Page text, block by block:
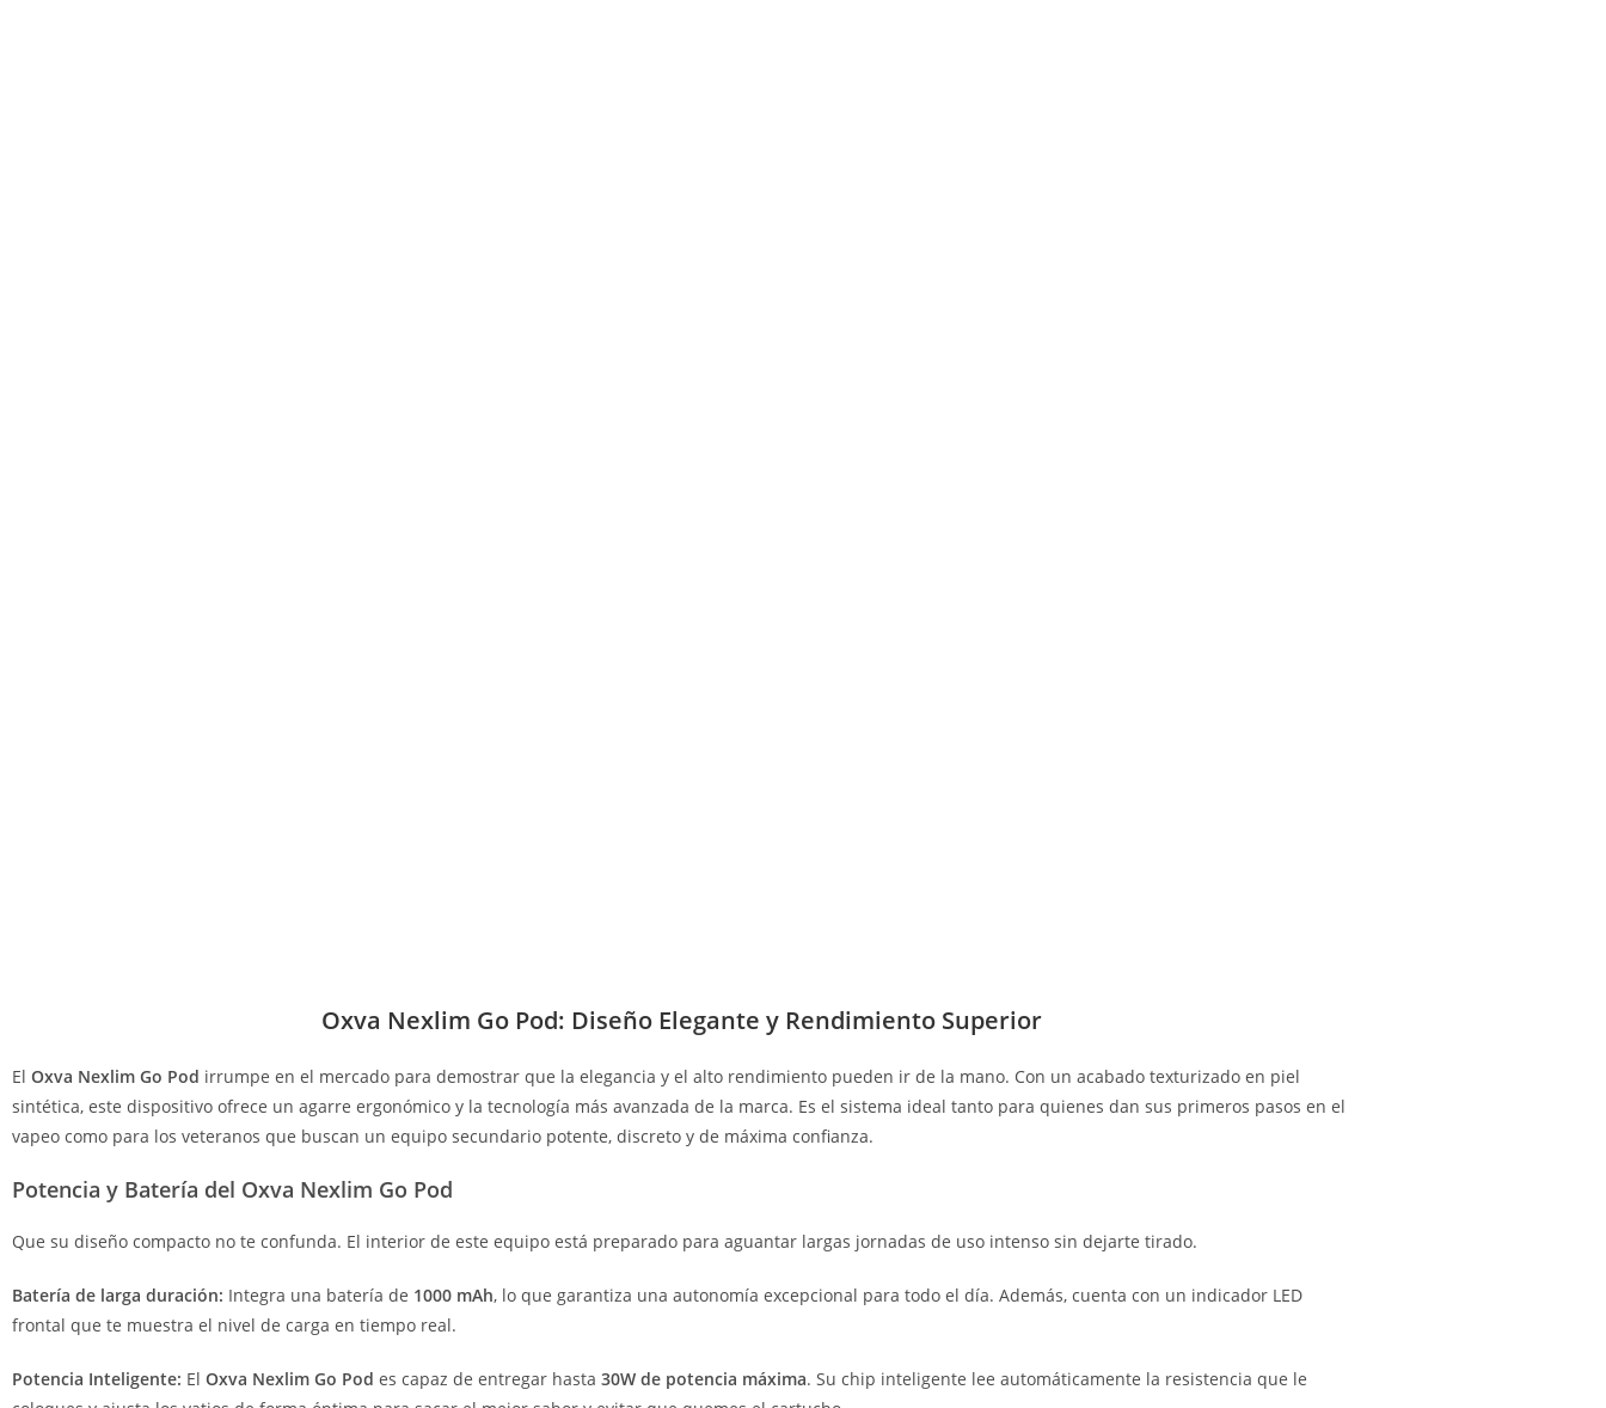
Oxva Nexlim Go Pod: Diseño Elegante y Rendimiento Superior
El Oxva Nexlim Go Pod irrumpe en el mercado para demostrar que la elegancia y el alto rendimiento pueden ir de la mano. Con un acabado texturizado en piel
sintética, este dispositivo ofrece un agarre ergonómico y la tecnología más avanzada de la marca. Es el sistema ideal tanto para quienes dan sus primeros pasos en el
vapeo como para los veteranos que buscan un equipo secundario potente, discreto y de máxima confianza.
Potencia y Batería del Oxva Nexlim Go Pod
Que su diseño compacto no te confunda. El interior de este equipo está preparado para aguantar largas jornadas de uso intenso sin dejarte tirado.
Batería de larga duración: Integra una batería de 1000 mAh, lo que garantiza una autonomía excepcional para todo el día. Además, cuenta con un indicador LED
frontal que te muestra el nivel de carga en tiempo real.
Potencia Inteligente: El Oxva Nexlim Go Pod es capaz de entregar hasta 30W de potencia máxima. Su chip inteligente lee automáticamente la resistencia que le